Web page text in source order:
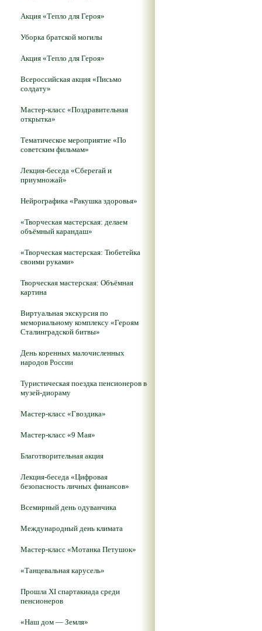
Акция «Тепло для Героя»
Уборка братской могилы
Акция «Тепло для Героя»
Всероссийская акция «Письмо
солдату»
Мастер-класс «Поздравительная
открытка»
Тематическое мероприятие «По
советским фильмам»
Лекция-беседа «Сберегай и
приумножай»
Нейрографика «Ракушка здоровья»
«Творческая мастерская: делаем
объёмный карандаш»
«Творческая мастерская: Тюбетейка
своими руками»
Творческая мастерская: Объёмная
картина
Виртуальная экскурсия по
мемориальному комплексу «Героям
Сталинградской битвы»
День коренных малочисленных
народов России
Туристическая поездка пенсионеров в
музей-диораму
Мастер-класс «Гвоздика»
Мастер-класс «9 Мая»
Благотворительная акция
Лекция-беседа «Цифровая
безопасность личных финансов»
Всемирный день одуванчика
Международный день климата
Мастер-класс «Мотанка Петушок»
«Танцевальная карусель»
Прошла XI спартакиада среди
пенсионеров
«Наш дом — Земля»